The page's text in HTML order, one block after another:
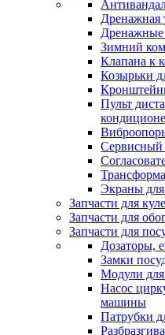
Дренажная
Дренажные
Зимний
Клапана к
Козырьки
Пульт
Сервисный
Экраны
Запчасти для
Запчасти для
Запчасти для
Дозаторы,
Замки
Модули
Насос
машины
Патрубки